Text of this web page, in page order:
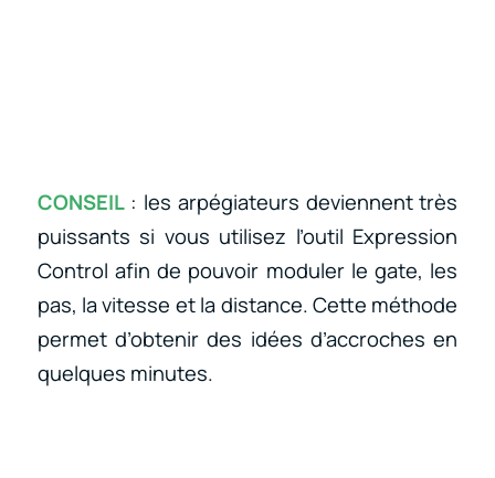
CONSEIL: les arpégiateurs deviennent très
puissants si vous utilisez l’outil Expression
Control afin de pouvoir moduler le gate, les
pas, la vitesse et la distance. Cette méthode
permet d’obtenir des idées d’accroches en
quelques minutes.